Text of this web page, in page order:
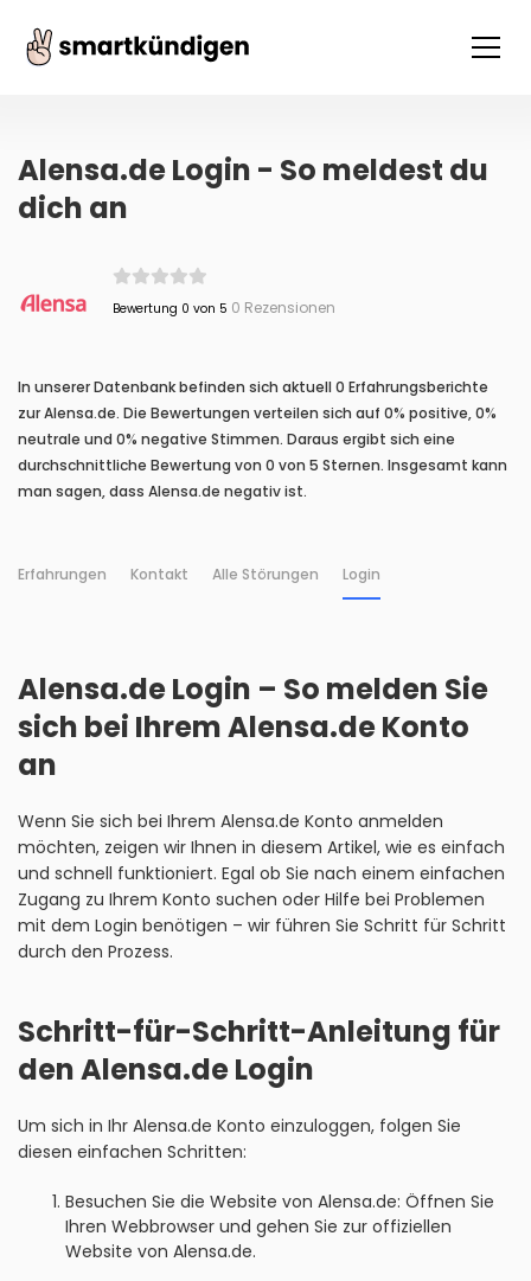
Alensa.de Login - So meldest du
dich an
Bewertung 0 von 5 0 Rezensionen
In unserer Datenbank befinden sich aktuell 0 Erfahrungsberichte
zur Alensa.de. Die Bewertungen verteilen sich auf 0% positive, 0%
neutrale und 0% negative Stimmen. Daraus ergibt sich eine
durchschnittliche Bewertung von 0 von 5 Sternen. Insgesamt kann
man sagen, dass Alensa.de negativ ist.
Erfahrungen Kontakt Alle Störungen Login
Alensa.de Login – So melden Sie
sich bei Ihrem Alensa.de Konto
an
Wenn Sie sich bei Ihrem Alensa.de Konto anmelden
möchten, zeigen wir Ihnen in diesem Artikel, wie es einfach
und schnell funktioniert. Egal ob Sie nach einem einfachen
Zugang zu Ihrem Konto suchen oder Hilfe bei Problemen
mit dem Login benötigen – wir führen Sie Schritt für Schritt
durch den Prozess.
Schritt-für-Schritt-Anleitung für
den Alensa.de Login
Um sich in Ihr Alensa.de Konto einzuloggen, folgen Sie
diesen einfachen Schritten:
Besuchen Sie die Website von Alensa.de: Öffnen Sie
Ihren Webbrowser und gehen Sie zur offiziellen
Website von Alensa.de.